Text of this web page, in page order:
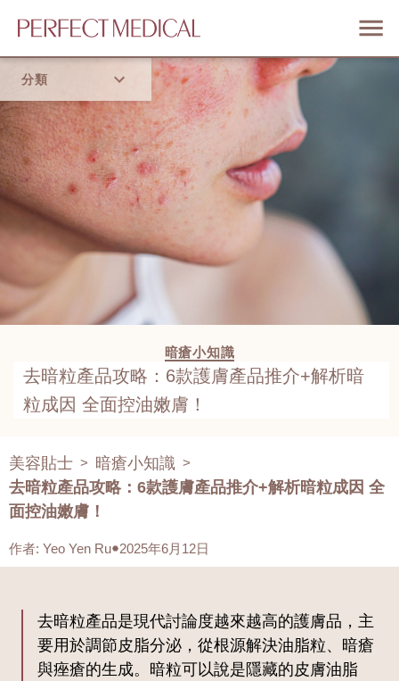
分類
首頁
流行趨勢
暗瘡小知識
去暗粒產品攻略：6款護膚產品推介+解析暗
粒成因 全面控油嫩膚！
美容貼士 > 暗瘡小知識 >
去暗粒產品攻略：6款護膚產品推介+解析暗粒成因 全
面控油嫩膚！
作者: Yeo Yen Ru 2025年6月12日
去暗粒產品是現代討論度越來越高的護膚品，主
要用於調節皮脂分泌，從根源解決油脂粒、暗瘡
與痤瘡的生成。暗粒可以說是隱藏的皮膚油脂